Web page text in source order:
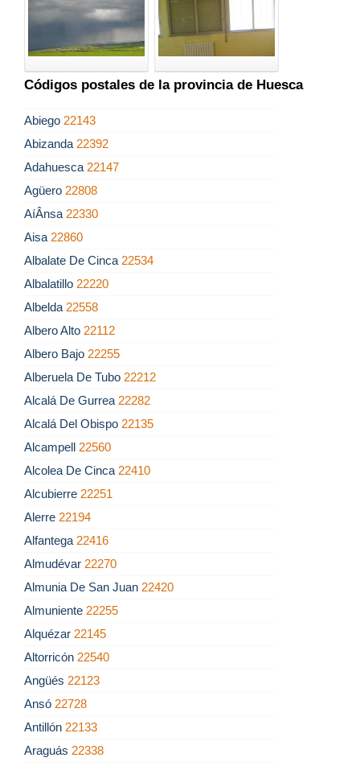
Códigos postales de la provincia de Huesca
Abiego 22143
Abizanda 22392
Adahuesca 22147
Agüero 22808
AíÂ­nsa 22330
Aisa 22860
Albalate De Cinca 22534
Albalatillo 22220
Albelda 22558
Albero Alto 22112
Albero Bajo 22255
Alberuela De Tubo 22212
Alcalá De Gurrea 22282
Alcalá Del Obispo 22135
Alcampell 22560
Alcolea De Cinca 22410
Alcubierre 22251
Alerre 22194
Alfantega 22416
Almudévar 22270
Almunia De San Juan 22420
Almuniente 22255
Alquézar 22145
Altorricón 22540
Angüés 22123
Ansó 22728
Antillón 22133
Araguás 22338